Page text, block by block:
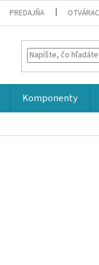
PREDAJŇA
Komponenty